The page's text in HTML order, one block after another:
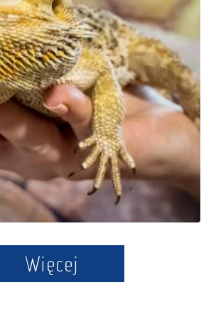
Edukacyjny Zoo –
Kaszuby w
Tuchlinie
Więcej